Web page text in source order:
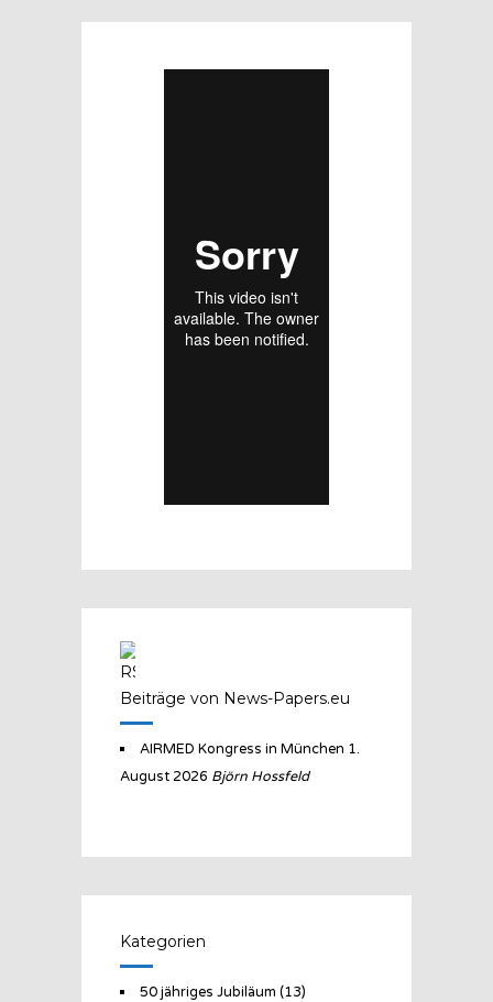
Beiträge von News-Papers.eu
AIRMED Kongress in München 1.
August 2026 Björn Hossfeld
Kategorien
50 jähriges Jubiläum (13)